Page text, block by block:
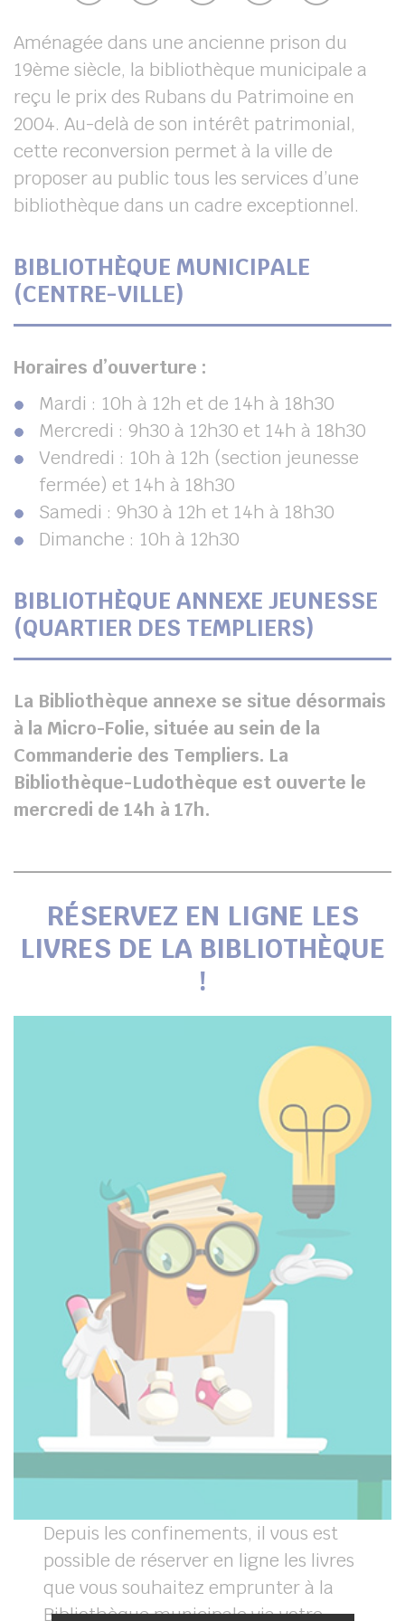
Aménagée dans une ancienne prison du
19ème siècle, la bibliothèque municipale a
reçu le prix des Rubans du Patrimoine en
2004. Au-delà de son intérêt patrimonial,
cette reconversion permet à la ville de
proposer au public tous les services d’une
bibliothèque dans un cadre exceptionnel.
BIBLIOTHÈQUE MUNICIPALE
(CENTRE-VILLE)
Horaires d’ouverture :
Mardi : 10h à 12h et de 14h à 18h30
Mercredi : 9h30 à 12h30 et 14h à 18h30
Vendredi : 10h à 12h (section jeunesse
fermée) et 14h à 18h30
Samedi : 9h30 à 12h et 14h à 18h30
Dimanche : 10h à 12h30
BIBLIOTHÈQUE ANNEXE JEUNESSE
(QUARTIER DES TEMPLIERS)
La Bibliothèque annexe se situe désormais
à la Micro-Folie, située au sein de la
Commanderie des Templiers. La
Bibliothèque-Ludothèque est ouverte le
mercredi de 14h à 17h.
RÉSERVEZ EN LIGNE LES
LIVRES DE LA BIBLIOTHÈQUE
!
Depuis les confinements, il vous est
possible de réserver en ligne les livres
que vous souhaitez emprunter à la
Bibliothèque municipale via votre